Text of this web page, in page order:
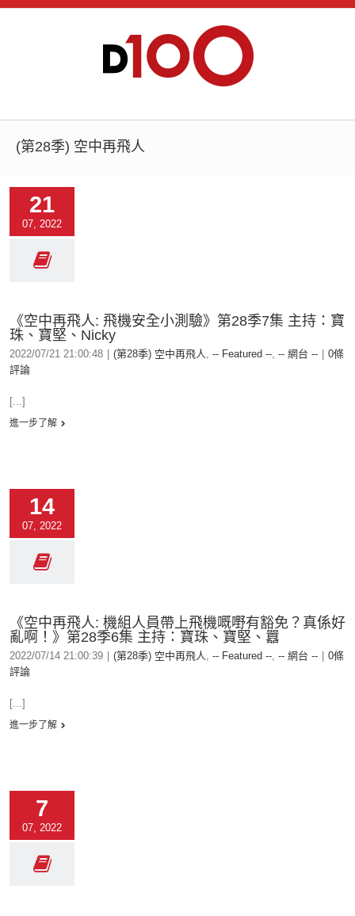
(第28季) 空中再飛人
21
07, 2022
《空中再飛人: 飛機安全小測驗》第28季7集 主持：寶
珠、寶堅、Nicky
2022/07/21 21:00:48 (第28季) 空中再飛人, -- Featured --, -- 網台 --
0條
評論
[...]
進一步了解
14
07, 2022
《空中再飛人: 機組人員帶上飛機嘅嘢有豁免？真係好
亂啊！》第28季6集 主持：寶珠、寶堅、囂
2022/07/14 21:00:39 (第28季) 空中再飛人, -- Featured --, -- 網台 --
0條
評論
[...]
進一步了解
7
07, 2022